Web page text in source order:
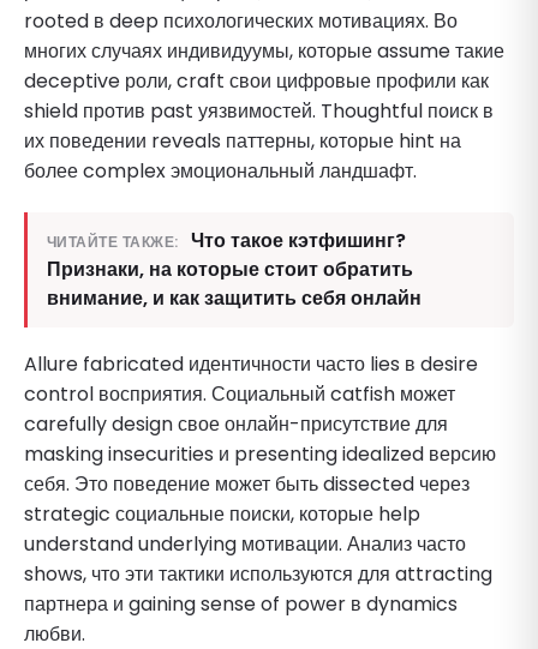
rooted в deep психологических мотивациях. Во
многих случаях индивидуумы, которые assume такие
deceptive роли, craft свои цифровые профили как
shield против past уязвимостей. Thoughtful поиск в
их поведении reveals паттерны, которые hint на
более complex эмоциональный ландшафт.
ЧИТАЙТЕ ТАКЖЕ:
Что такое кэтфишинг?
Признаки, на которые стоит обратить
внимание, и как защитить себя онлайн
Allure fabricated идентичности часто lies в desire
control восприятия. Социальный catfish может
carefully design свое онлайн-присутствие для
masking insecurities и presenting idealized версию
себя. Это поведение может быть dissected через
strategic социальные поиски, которые help
understand underlying мотивации. Анализ часто
shows, что эти тактики используются для attracting
партнера и gaining sense of power в dynamics
любви.